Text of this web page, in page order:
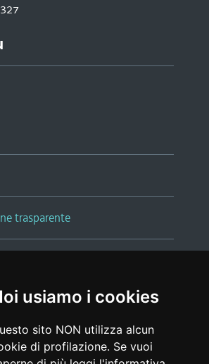
usiamo i cookies
sito NON utilizza alcun
di profilazione. Se vuoi
trasparente
|note legali |glossario